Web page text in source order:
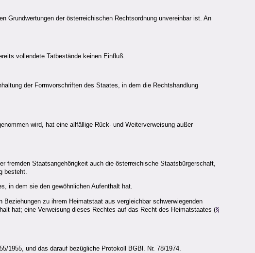
Grundwertungen der österreichischen Rechtsordnung unvereinbar ist. An
vollendete Tatbestände keinen Einfluß.
der Formvorschriften des Staates, in dem die Rechtshandlung
wird, hat eine allfällige Rück- und Weiterverweisung außer
fremden Staatsangehörigkeit auch die österreichische Staatsbürgerschaft,
besteht.
in dem sie den gewöhnlichen Aufenthalt hat.
zu ihrem Heimatstaat aus vergleichbar schwerwiegenden
hat; eine Verweisung dieses Rechtes auf das Recht des Heimatstaates (§
1955, und das darauf bezügliche Protokoll BGBl. Nr. 78/1974.